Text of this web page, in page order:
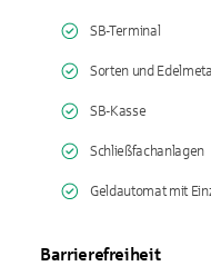
SB-Terminal
Sorten und
SB-Kasse
Schließfachanlagen
Geldautomat mit
Barrierefreiheit